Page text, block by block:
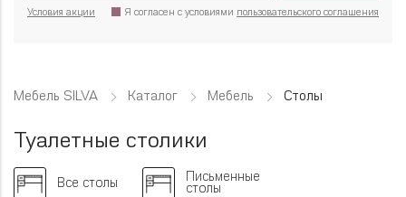
Я согласен с условиями пользовательского соглашения
Условия акции
Мебель SILVA Каталог Мебель Столы
Туалетные столики
Все столы
Письменные
столы